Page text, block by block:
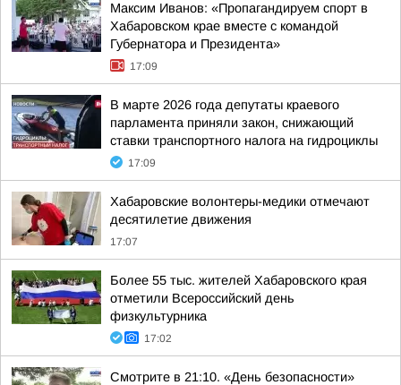
Максим Иванов: «Пропагандируем спорт в
Хабаровском крае вместе с командой
Губернатора и Президента»
17:09
В марте 2026 года депутаты краевого
парламента приняли закон, снижающий
ставки транспортного налога на гидроциклы
17:09
Хабаровские волонтеры-медики отмечают
десятилетие движения
17:07
Более 55 тыс. жителей Хабаровского края
отметили Всероссийский день
физкультурника
17:02
Смотрите в 21:10. «День безопасности»